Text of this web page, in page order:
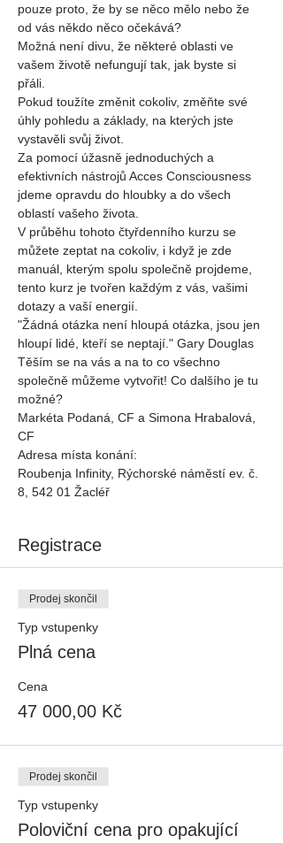
pouze proto, že by se něco mělo nebo že
od vás někdo něco očekává?
Možná není divu, že některé oblasti ve
vašem životě nefungují tak, jak byste si
přáli.
Pokud toužíte změnit cokoliv, změňte své
úhly pohledu a základy, na kterých jste
vystavěli svůj život.
Za pomocí úžasně jednoduchých a
efektivních nástrojů Acces Consciousness
jdeme opravdu do hloubky a do všech
oblastí vašeho života.
V průběhu tohoto čtyřdenního kurzu se
můžete zeptat na cokoliv, i když je zde
manuál, kterým spolu společně projdeme,
tento kurz je tvořen každým z vás, vašimi
dotazy a vaší energií.
"Žádná otázka není hloupá otázka, jsou jen
hloupí lidé, kteří se neptají." Gary Douglas
Těším se na vás a na to co všechno
společně můžeme vytvořit! Co dalšího je tu
možné?
Markéta Podaná, CF a Simona Hrabalová,
CF
Adresa místa konání:
Roubenja Infinity, Rýchorské náměstí ev. č.
8, 542 01 Žacléř
Registrace
Prodej skončil
Typ vstupenky
Plná cena
Cena
47 000,00 Kč
Prodej skončil
Typ vstupenky
Poloviční cena pro opakující